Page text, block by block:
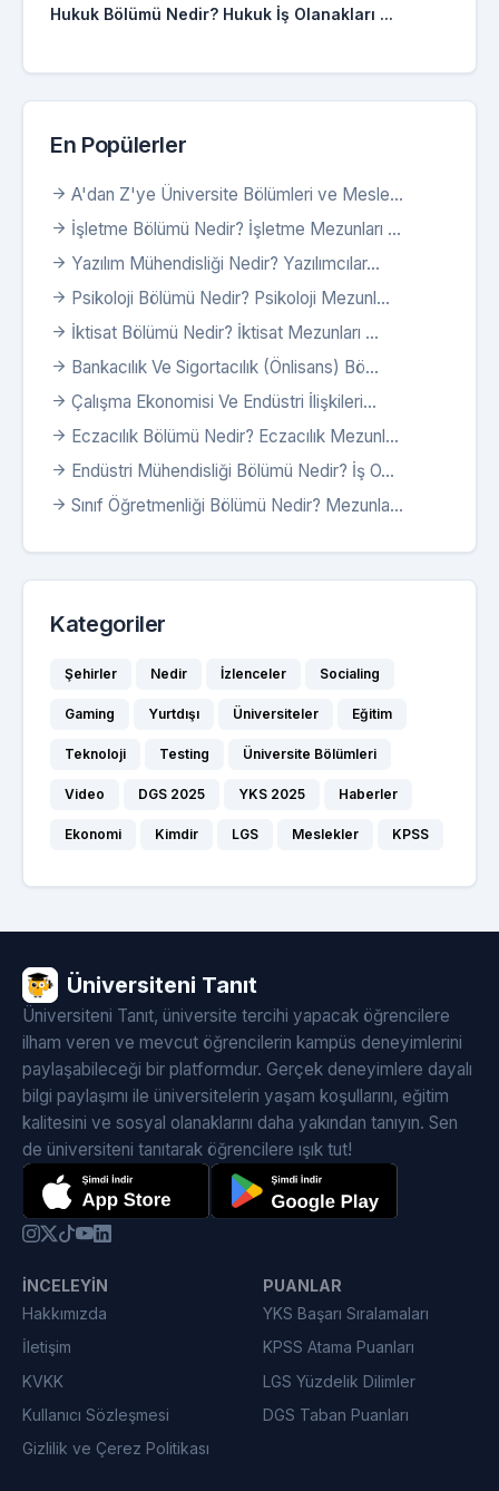
Hukuk Bölümü Nedir? Hukuk İş Olanakları ...
En Popülerler
A'dan Z'ye Üniversite Bölümleri ve Mesle...
İşletme Bölümü Nedir? İşletme Mezunları ...
Yazılım Mühendisliği Nedir? Yazılımcılar...
Psikoloji Bölümü Nedir? Psikoloji Mezunl...
İktisat Bölümü Nedir? İktisat Mezunları ...
Bankacılık Ve Sigortacılık (Önlisans) Bö...
Çalışma Ekonomisi Ve Endüstri İlişkileri...
Eczacılık Bölümü Nedir? Eczacılık Mezunl...
Endüstri Mühendisliği Bölümü Nedir? İş O...
Sınıf Öğretmenliği Bölümü Nedir? Mezunla...
Kategoriler
Şehirler Nedir İzlenceler Socialing
Gaming Yurtdışı Üniversiteler Eğitim
Teknoloji Testing Üniversite Bölümleri
Video DGS 2025 YKS 2025 Haberler
Ekonomi Kimdir LGS Meslekler KPSS
Üniversiteni Tanıt
Üniversiteni Tanıt, üniversite tercihi yapacak öğrencilere
ilham veren ve mevcut öğrencilerin kampüs deneyimlerini
paylaşabileceği bir platformdur. Gerçek deneyimlere dayalı
bilgi paylaşımı ile üniversitelerin yaşam koşullarını, eğitim
kalitesini ve sosyal olanaklarını daha yakından tanıyın. Sen
de üniversiteni tanıtarak öğrencilere ışık tut!
İNCELEYIN
Hakkımızda
İletişim
KVKK
Kullanıcı Sözleşmesi
Gizlilik ve Çerez Politikası
PUANLAR
YKS Başarı Sıralamaları
KPSS Atama Puanları
LGS Yüzdelik Dilimler
DGS Taban Puanları